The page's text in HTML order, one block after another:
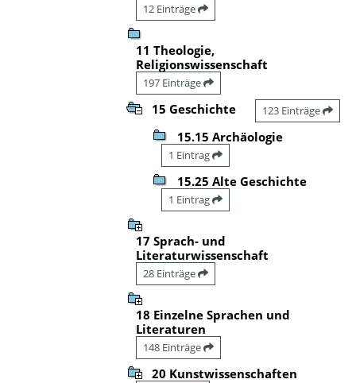
12 Einträge
11 Theologie,
Religionswissenschaft
197 Einträge
15 Geschichte 123 Einträge
15.15 Archäologie
1 Eintrag
15.25 Alte Geschichte
1 Eintrag
17 Sprach- und
Literaturwissenschaft
28 Einträge
18 Einzelne Sprachen und
Literaturen
148 Einträge
20 Kunstwissenschaften